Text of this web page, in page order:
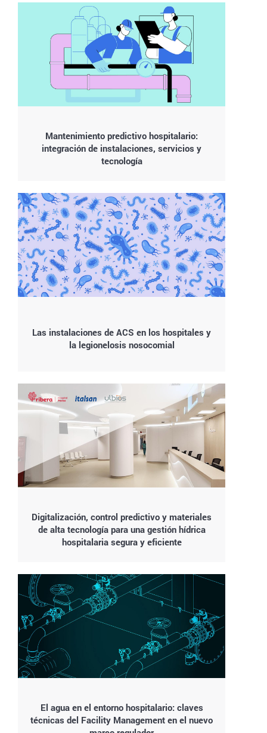
Mantenimiento predictivo hospitalario:
integración de instalaciones, servicios y
tecnología
Las instalaciones de ACS en los hospitales y
la legionelosis nosocomial
Digitalización, control predictivo y materiales
de alta tecnología para una gestión hídrica
hospitalaria segura y eficiente
El agua en el entorno hospitalario: claves
técnicas del Facility Management en el nuevo